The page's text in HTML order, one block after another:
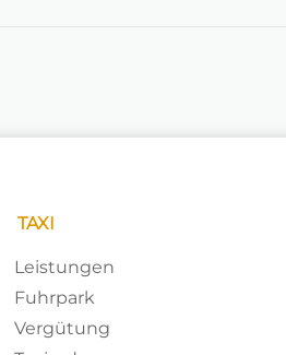
TAXI
Leistungen
Fuhrpark
Vergütung